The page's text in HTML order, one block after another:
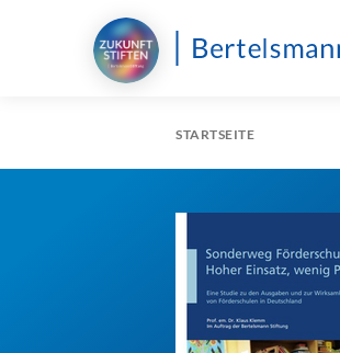
STARTSEITE